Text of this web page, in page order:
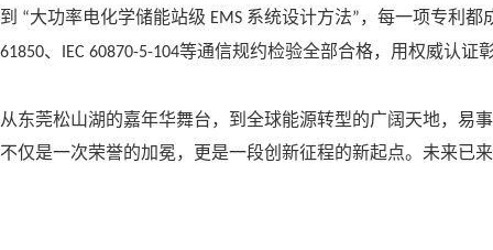
到 “大功率电化学储能站级 EMS 系统设计方法”，每一项专利都
61850、 IEC 60870-5-104等通信规约检验全部合格，用权威认证
从东莞松山湖的嘉年华舞台，到全球能源转型的广阔天地，易
不仅是一次荣誉的加冕，更是一段创新征程的新起点。未来已